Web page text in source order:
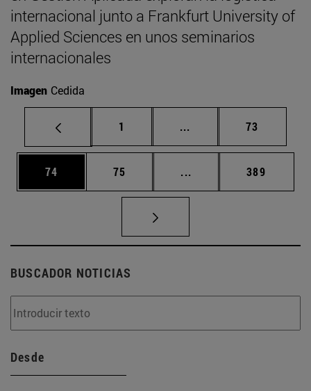
internacional junto a Frankfurt University of
Applied Sciences en unos seminarios
internacionales
Imagen Cedida
Página
1 ... Páginas intermedias
Página
73
Página
74 Página
75 ... Páginas intermedias
Página
389
BUSCADOR NOTICIAS
Desde